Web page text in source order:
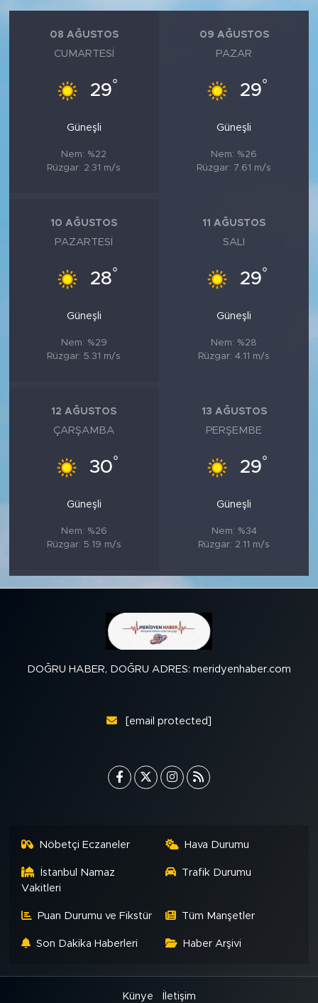
08 AĞUSTOS
CUMARTESI
29°
Güneşli
Nem: %22
Rüzgar: 2.31 m/s
09 AĞUSTOS
PAZAR
29°
Güneşli
Nem: %26
Rüzgar: 7.61 m/s
10 AĞUSTOS
PAZARTESI
28°
Güneşli
Nem: %29
Rüzgar: 5.31 m/s
11 AĞUSTOS
SALI
29°
Güneşli
Nem: %28
Rüzgar: 4.11 m/s
12 AĞUSTOS
ÇARŞAMBA
30°
Güneşli
Nem: %26
Rüzgar: 5.19 m/s
13 AĞUSTOS
PERŞEMBE
29°
Güneşli
Nem: %34
Rüzgar: 2.11 m/s
DOĞRU HABER, DOĞRU ADRES: meridyenhaber.com
[email protected]
Nöbetçi Eczaneler Hava Durumu
İstanbul Namaz
Vakitleri
Trafik Durumu
Puan Durumu ve Fikstür Tüm Manşetler
Son Dakika Haberleri Haber Arşivi
Künye İletişim
MEDYA KÖŞESİ
FOTO GALERİ
VİDEOLAR
ALINTI YAZARLAR